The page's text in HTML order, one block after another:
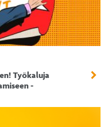
Työkaluja
-